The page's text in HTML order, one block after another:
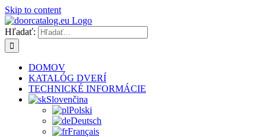
Skip to content
Hľadať:
DOMOV
KATALÓG DVERÍ
TECHNICKÉ INFORMÁCIE
Slovenčina
Polski
Deutsch
Français